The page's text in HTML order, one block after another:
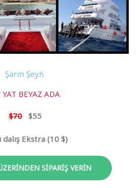
Şarm Şeyh
YAT BEYAZ ADA
$70 $55
dalış Ekstra (10 $)
SIPARIŞ VERIN